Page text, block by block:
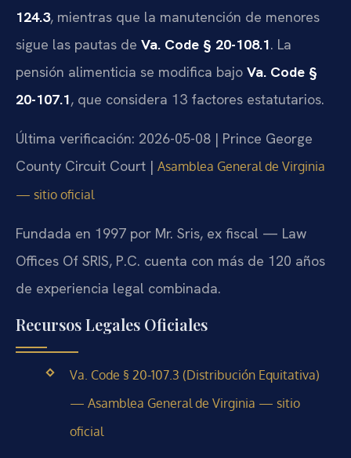
124.3, mientras que la manutención de menores
sigue las pautas de Va. Code § 20-108.1. La
pensión alimenticia se modifica bajo Va. Code §
20-107.1, que considera 13 factores estatutarios.
Última verificación: 2026-05-08 | Prince George
County Circuit Court | Asamblea General de Virginia
— sitio oficial
Fundada en 1997 por Mr. Sris, ex fiscal — Law
Offices Of SRIS, P.C. cuenta con más de 120 años
de experiencia legal combinada.
Recursos Legales Oficiales
Va. Code § 20-107.3 (Distribución Equitativa)
— Asamblea General de Virginia — sitio
oficial